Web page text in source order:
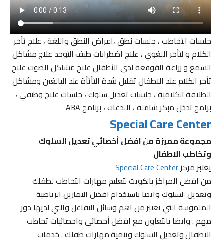
جلسات التخاطب ، جلسات نطق ،امراض النطق واللغة ، علاج تأخر
الكلام والتأخر اللغوي ، علاج اضطرابات طيف التوحد علاج مشاكل
السمع و زراعة القوقعة لدى الأطفال علاج مشاكل الصوت علاج
تأخر الكلام عند الاطفال تقليل شدة التأتأة عند البالغين ومشاكل
الطلاقة الكلامية ، جلسات تعديل سلوك ، جلسات علاج وظيفي ،
برامج تدخل مبكر شامله ، اللدغات ، برنامج ABA
Special Care Center
مجموعة مميزة من افضل أخصائي تعديل السلوك
وتخاطب الاطفال
يعتبر مركزSpecial Care Center
من افضل المراكز بالكويت لتعليم مهارات التخاطب لطفلك
وتعديل السلوك وايضا باستخدام افضل التمارين الرياضية
الملموسة التي تعتبر من اهم وسائل التفاعل والتي لديها دور
مهم . وايضا بالتعاون مع افضل أخصائي واخصائيات تخاطب
الاطفال وتعديل السلوك وتنمية مهارات طفلك . خدمات